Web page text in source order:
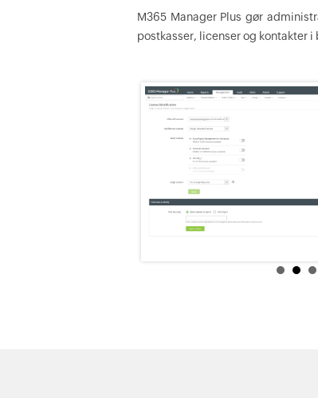
M365 Manager Plus gør
postkasser, licenser og kontakter